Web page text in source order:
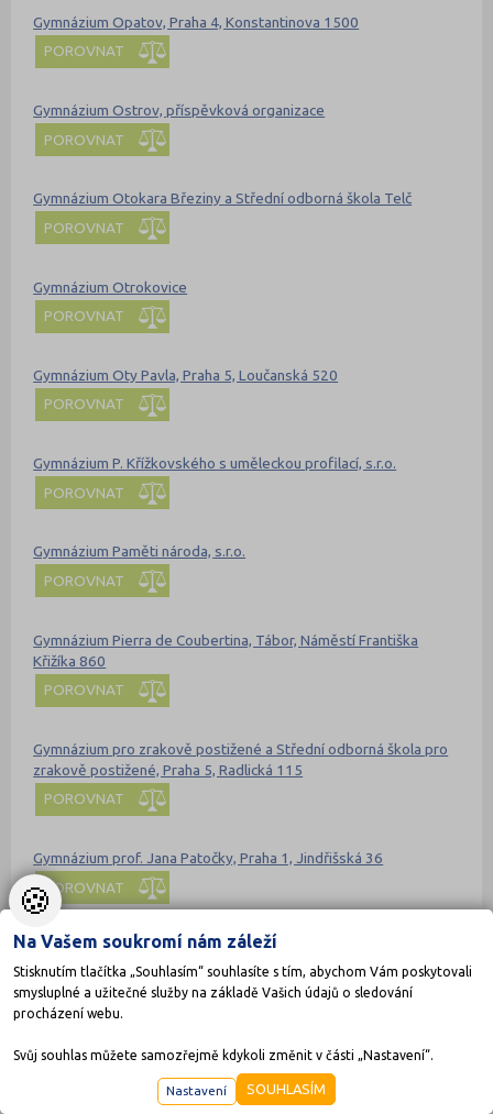
Gymnázium Opatov, Praha 4, Konstantinova 1500
POROVNAT
Gymnázium Ostrov, příspěvková organizace
POROVNAT
Gymnázium Otokara Březiny a Střední odborná škola Telč
POROVNAT
Gymnázium Otrokovice
POROVNAT
Gymnázium Oty Pavla, Praha 5, Loučanská 520
POROVNAT
Gymnázium P. Křížkovského s uměleckou profilací, s.r.o.
POROVNAT
Gymnázium Paměti národa, s.r.o.
POROVNAT
Gymnázium Pierra de Coubertina, Tábor, Náměstí Františka
Křižíka 860
POROVNAT
Gymnázium pro zrakově postižené a Střední odborná škola pro
zrakově postižené, Praha 5, Radlická 115
POROVNAT
Gymnázium prof. Jana Patočky, Praha 1, Jindřišská 36
POROVNAT
Gymnázium Rájec-Jestřebí, obecně prospěšná společnost
POROVNAT
POROVNAT
🍪
Na Vašem soukromí nám záleží
Stisknutím tlačítka „Souhlasím“ souhlasíte s tím, abychom Vám poskytovali
smysluplné a užitečné služby na základě Vašich údajů o sledování
procházení webu.
Svůj souhlas můžete samozřejmě kdykoli změnit v části „Nastavení“.
Nastavení SOUHLASÍM